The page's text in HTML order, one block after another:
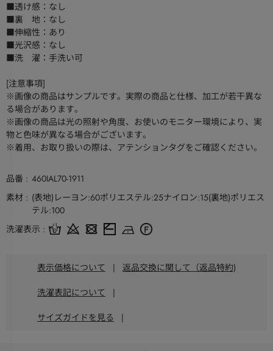
■透け感：なし
■裏 地：なし
■伸縮性：あり
■光沢感：なし
■洗 濯：手洗い可
[注意事項]
※画像の商品はサンプルです。実際の商品と仕様、加工が若干異な
る場合があります。
※画像の商品は光の照射や角度、お使いのモニター環境により、実
物と色味が異なる場合がございます。
※着用、お取り扱いの際は、アテンションタグをご確認ください。
品番
460IAL70-1911
素材
(表地)レーヨン:60ポリエステル:25ナイロン:15(裏地)ポリエス
テル:100
洗濯表示
表示価格について | 返品交換に関して（返品特約)
洗濯表記について |
サイズガイドを見る |